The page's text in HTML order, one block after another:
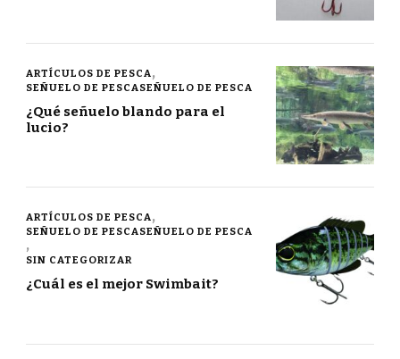
ARTÍCULOS DE PESCA
SEÑUELO DE PESCASEÑUELO DE PESCA
¿Qué señuelo blando para el
lucio?
ARTÍCULOS DE PESCA
SEÑUELO DE PESCASEÑUELO DE PESCA
SIN CATEGORIZAR
¿Cuál es el mejor Swimbait?